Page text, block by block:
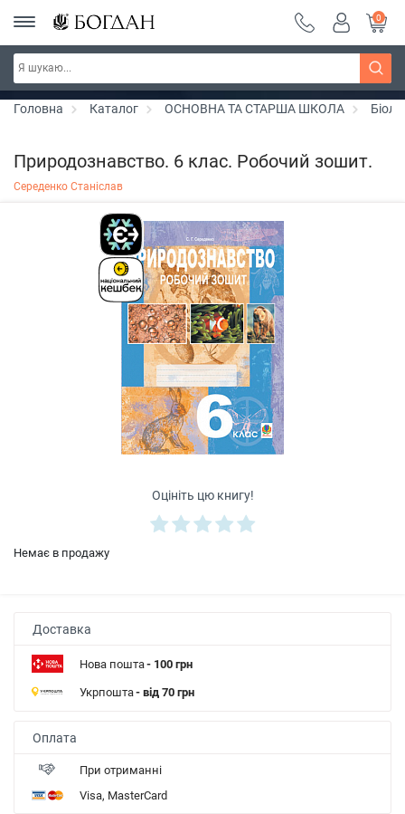
РОЗПРОДАЖ ~ 150 грн ~ 200 грн ~ 250 грн ~
300 грн ~ РОЗПРОДАЖ
Дізнатись більше
0
Головна Каталог ОСНОВНА ТА СТАРША ШКОЛА
Природознавство. 6 клас. Робочий зошит.
Середенко Станіслав
Оцініть цю книгу!
Немає в продажу
Доставка
Нова пошта- 100 грн
Укрпошта- від 70 грн
Оплата
При отриманні
Visa, MasterCard